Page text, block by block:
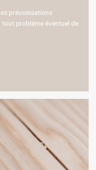
préconisations
tout problème éventuel de